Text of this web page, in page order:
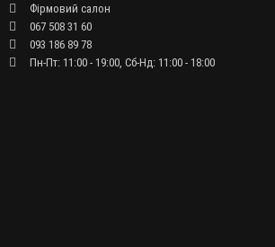
Фірмовий салон
067 508 31 60
093 186 89 78
Пн-Пт: 11:00 - 19:00, Сб-Нд: 11:00 - 18:00